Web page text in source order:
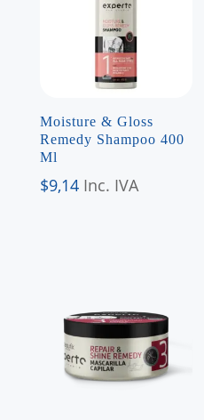
Moisture & Gloss
Remedy Shampoo 400
Ml
$9,14 Inc. IVA